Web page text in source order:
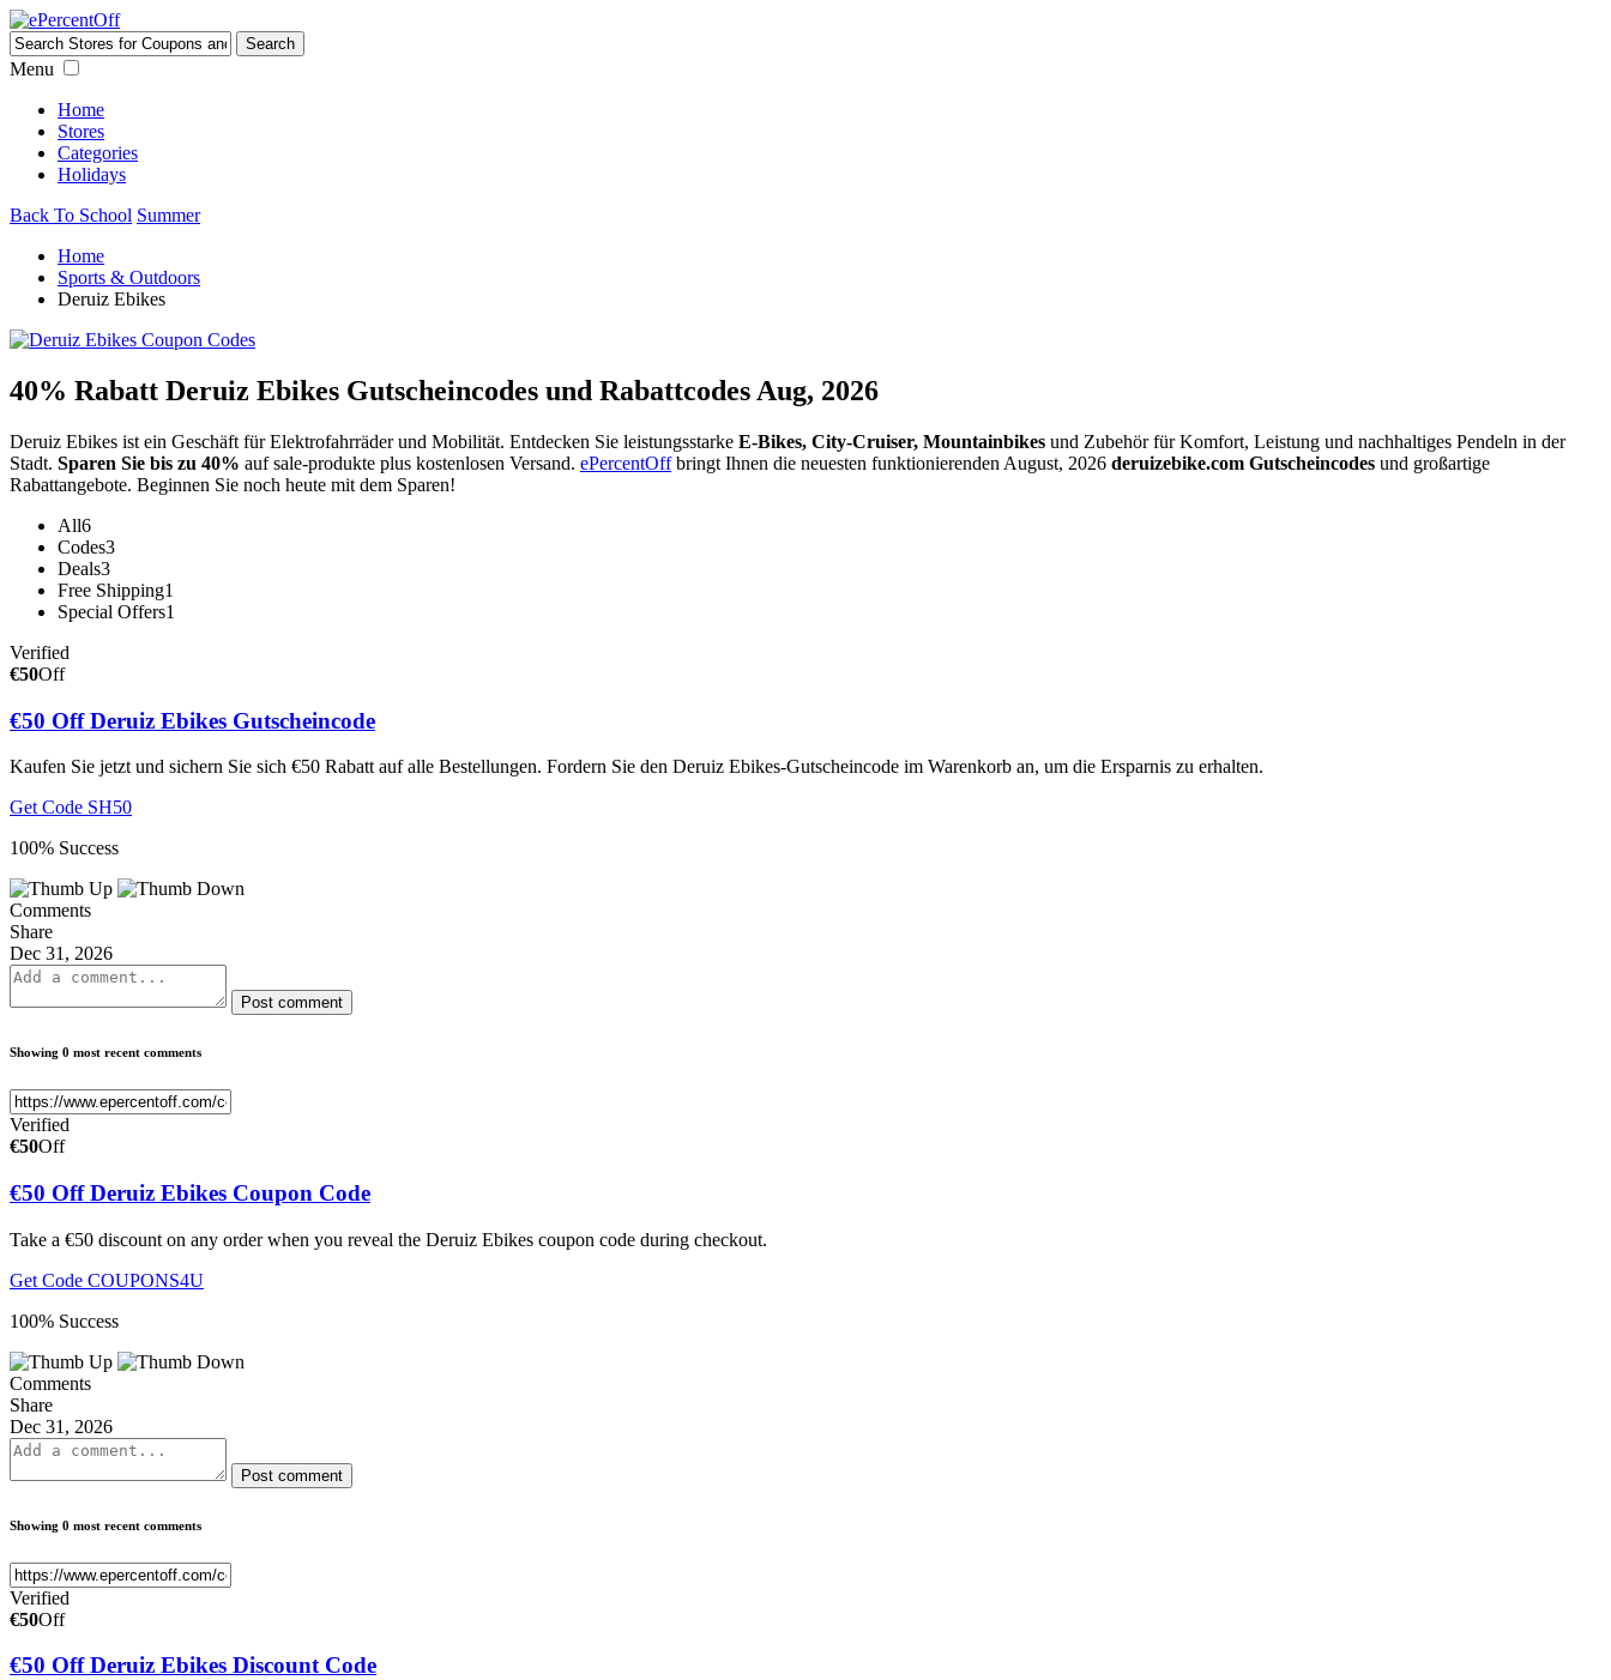
Menu
Home
Stores
Categories
Holidays
Back To School Summer
Home
Sports & Outdoors
Deruiz Ebikes
40% Rabatt Deruiz Ebikes Gutscheincodes und Rabattcodes Aug, 2026
Deruiz Ebikes ist ein Geschäft für Elektrofahrräder und Mobilität. Entdecken Sie leistungsstarke E-Bikes, City-Cruiser, Mountainbikes und Zubehör für Komfort, Leistung und nachhaltiges Pendeln in der
Stadt. Sparen Sie bis zu 40% auf sale-produkte plus kostenlosen Versand. ePercentOffbringt Ihnen die neuesten funktionierenden August, 2026 deruizebike.com Gutscheincodes und großartige
Rabattangebote. Beginnen Sie noch heute mit dem Sparen!
All6
Codes3
Deals3
Free Shipping1
Special Offers1
Verified
€50Off
€50 Off Deruiz Ebikes Gutscheincode
Kaufen Sie jetzt und sichern Sie sich €50 Rabatt auf alle Bestellungen. Fordern Sie den Deruiz Ebikes-Gutscheincode im Warenkorb an, um die Ersparnis zu erhalten.
Get Code SH50
100% Success
Comments
Share
Dec 31, 2026
Post comment
Showing 0 most recent comments
Verified
€50Off
€50 Off Deruiz Ebikes Coupon Code
Take a €50 discount on any order when you reveal the Deruiz Ebikes coupon code during checkout.
Get Code COUPONS4U
100% Success
Comments
Share
Dec 31, 2026
Post comment
Showing 0 most recent comments
Verified
€50Off
€50 Off Deruiz Ebikes Discount Code